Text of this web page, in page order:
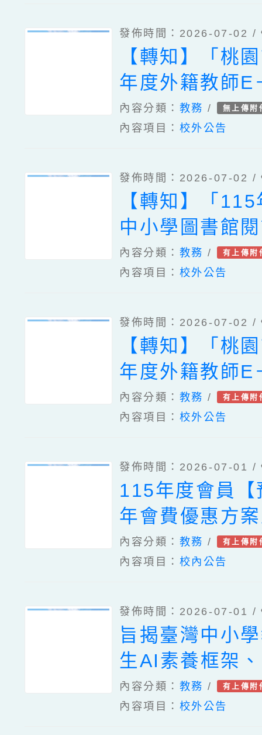
發佈時間：2026-07-02 /
【轉知】「桃
年度外籍教師
會客室國小
間」，鼓勵學
內容分類： 教務 / 無上傳附
內容項目： 校外公告
發佈時間：2026-07-02 /
【轉知】「
中小學圖書館
師教育訓練—
（線上）」。
內容分類： 教務 / 有上傳附
內容項目： 校外公告
發佈時間：2026-07-02 /
【轉知】「桃
年度外籍教師
會客室國小
（教職員版）
內容分類： 教務 / 有上傳附
內容項目： 校外公告
發佈時間：2026-07-01 /
115年度會員
年會費優惠方
中斷會員入會
明
內容分類： 教務 / 有上傳附
內容項目： 校內公告
發佈時間：2026-07-01 /
旨揭臺灣中小
生AI素養框架
師AI工作坊】
基金會 × 親子
內容分類： 教務 / 有上傳附
內容項目： 校外公告